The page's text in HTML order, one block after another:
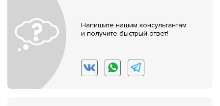
Напишите нашим консультантам
и получите быстрый ответ!